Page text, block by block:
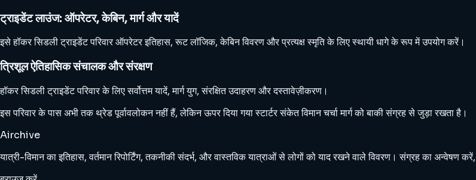
ट्राइडेंट लाउंज: ऑपरेटर, केबिन, मार्ग और यादें
इसे हॉकर सिडली ट्राइडेंट परिवार ऑपरेटर इतिहास, रूट लॉजिक, केबिन विवरण और प्रत्यक्ष स्मृति के लिए स्थायी धागे के रूप में उपयोग करें।
त्रिशूल ऐतिहासिक संचालक और संरक्षण
हॉकर सिडली ट्राइडेंट परिवार के लिए सर्वोत्तम यादें, मार्ग युग, संरक्षित उदाहरण और दस्तावेज़ीकरण।
इस परिवार के पास अभी तक थ्रेड पूर्वावलोकन नहीं हैं, लेकिन ऊपर दिया गया स्टार्टर संकेत विमान चर्चा मार्ग को बाकी संग्रह से जुड़ा रखता है।
Airchive
यात्री-विमान का इतिहास, वर्तमान रिपोर्टिंग, तकनीकी संदर्भ, और वास्तविक यात्राओं से लोगों को याद रखने वाले विवरण। संग्रह का अन्वेषण